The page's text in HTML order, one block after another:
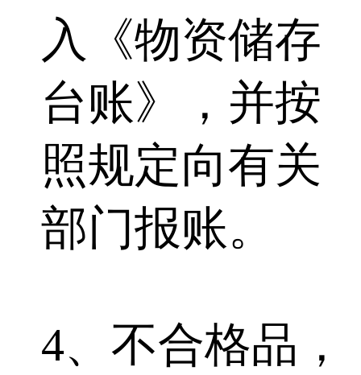
入《物资储存
台账》，并按
照规定向有关
部门报账。
4、不合格品，